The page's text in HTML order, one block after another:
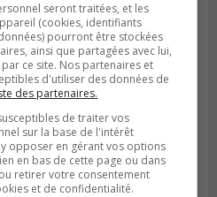
seront traitées, et les
(cookies, identifiants
pourront être stockées
ainsi que partagées avec lui,
ce site. Nos partenaires et
d'utiliser des données de
des partenaires.
de traiter vos
sur la base de l'intérêt
opposer en gérant vos options
en bas de cette page ou dans
retirer votre consentement
et de confidentialité.